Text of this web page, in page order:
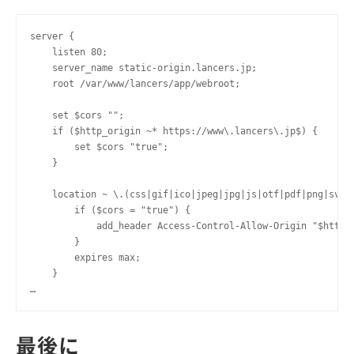
server {
    listen 80;
    server_name static-origin.lancers.jp;
    root /var/www/lancers/app/webroot;
    set $cors "";
    if ($http_origin ~* https://www\.lancers\.jp$) {
        set $cors "true";
    }
location ~
        if ($cors = "true") {
add_header Access-Control-Allow-Origin
        }
        expires max;
    }
最後に